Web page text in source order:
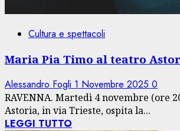
Cultura e spettacoli
Maria Pia Timo al teatro
Alessandro Fogli 1 Novembre 2025 0
RAVENNA. Martedì 4 novembre (ore
Astoria, in via Trieste, ospita la...
LEGGI TUTTO